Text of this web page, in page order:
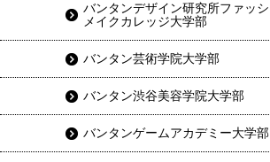
バンタンデザイン研究所ファッ
メイクカレッジ大学部
バンタン芸術学院大学部
バンタン渋谷美容学院大学部
バンタンゲームアカデミー大学部